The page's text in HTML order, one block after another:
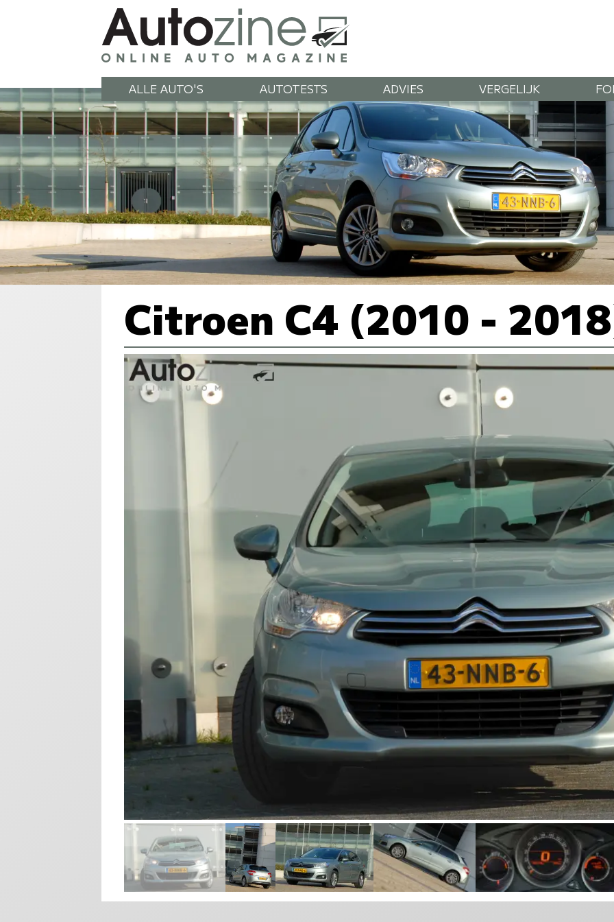
ALLE AUTO'S AUTOTESTS ADVIES VERGELIJK
Citroen C4 (2010 -